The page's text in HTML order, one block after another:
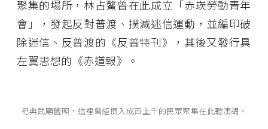
聚集的場所，林占鰲曾在此成立「赤崁勞動青年
會」，發起反對普渡、撲滅迷信運動，並編印破
除迷信、反普渡的《反普特刊》，其後又發行具
左翼思想的《赤道報》。
祀典武廟舊照，這裡曾經擠入成百上千的民眾聚集在此聽演講。